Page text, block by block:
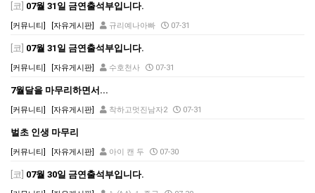
[코] 07월 31일 금연출석부입니다.
[커뮤니티] [자유게시판] 규리예나아빠 07-31
[코] 07월 31일 금연출석부입니다.
[커뮤니티] [자유게시판] 수호천사 07-31
7월달을 마무리하면서...
[커뮤니티] [자유게시판] 착하고멋진남자2 07-31
벌초 인생 마무리
[커뮤니티] [자유게시판] 아이 캔 두 07-30
[코] 07월 30일 금연출석부입니다.